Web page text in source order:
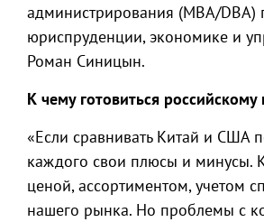
администрирования (MBA/DBA)
юриспруденции, экономике и
Роман Синицын.
К чему готовиться
«Если сравнивать Китай и США
каждого свои плюсы и минусы.
ценой, ассортиментом, учетом
нашего рынка. Но проблемы с